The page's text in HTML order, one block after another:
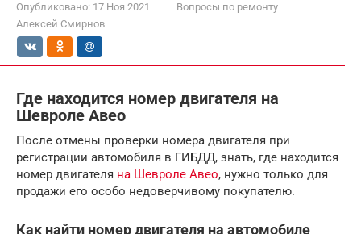
Опубликовано: 17 Ноя 2021
Вопросы по ремонту
Алексей Смирнов
Где находится номер двигателя на
Шевроле Авео
После отмены проверки номера двигателя при
регистрации автомобиля в ГИБДД, знать, где находится
номер двигателя на Шевроле Авео, нужно только для
продажи его особо недоверчивому покупателю.
Как найти номер двигателя на автомобиле